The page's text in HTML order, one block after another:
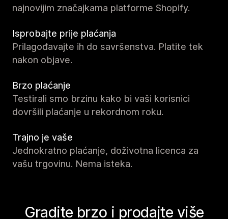
najnovijim značajkama platforme Shopify.
Isprobajte prije plaćanja
Prilagođavajte ih do savršenstva. Platite tek
nakon objave.
Brzo plaćanje
Testirali smo brzinu kako bi vaši korisnici
dovršili plaćanje u rekordnom roku.
Trajno je vaše
Jednokratno plaćanje, doživotna licenca za
vašu trgovinu. Nema isteka.
Gradite brzo i prodajte više